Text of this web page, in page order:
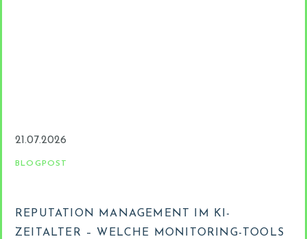
21.07.2026
BLOGPOST
REPUTATION MANAGEMENT IM KI-
ZEITALTER – WELCHE MONITORING-TOOLS